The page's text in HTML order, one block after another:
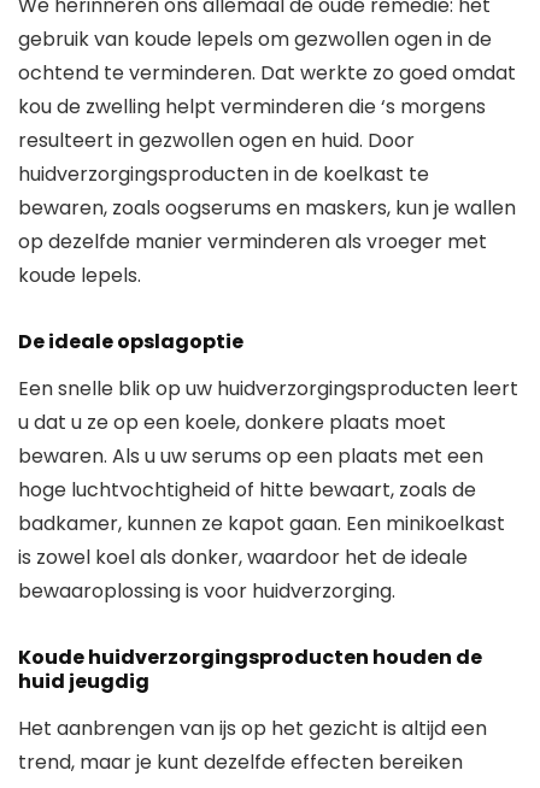
gebruik van koude lepels om gezwollen ogen in de
ochtend te verminderen. Dat werkte zo goed omdat
kou de zwelling helpt verminderen die ‘s morgens
resulteert in gezwollen ogen en huid. Door
huidverzorgingsproducten in de koelkast te
bewaren, zoals oogserums en maskers, kun je wallen
op dezelfde manier verminderen als vroeger met
koude lepels.
De ideale opslagoptie
Een snelle blik op uw huidverzorgingsproducten leert
u dat u ze op een koele, donkere plaats moet
bewaren. Als u uw serums op een plaats met een
hoge luchtvochtigheid of hitte bewaart, zoals de
badkamer, kunnen ze kapot gaan. Een minikoelkast
is zowel koel als donker, waardoor het de ideale
bewaaroplossing is voor huidverzorging.
Koude huidverzorgingsproducten houden de
huid jeugdig
Het aanbrengen van ijs op het gezicht is altijd een
trend, maar je kunt dezelfde effecten bereiken